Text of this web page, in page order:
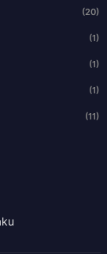
(20)
(1)
(1)
(1)
(11)